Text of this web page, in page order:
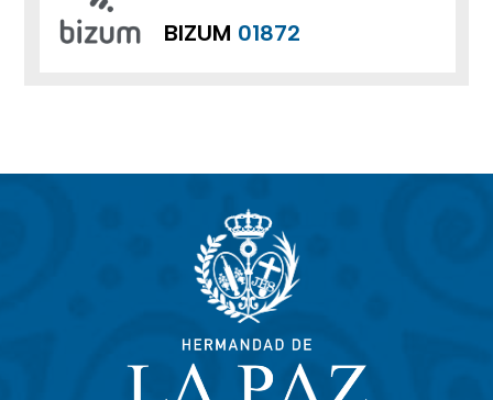
BIZUM 01872